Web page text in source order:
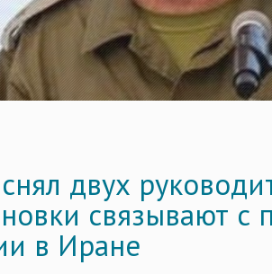
двух
связывают с
в Иране